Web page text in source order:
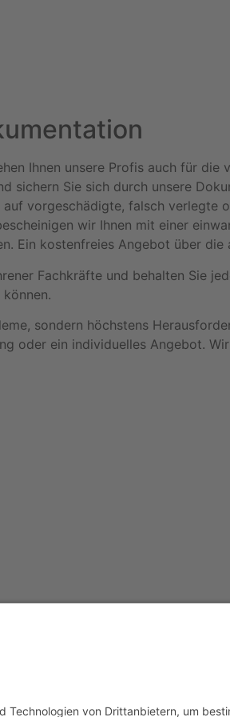
Ihnen unsere Profis auch für
sichern Sie sich durch unsere
vorgeschädigte, falsch
wir Ihnen mit einer
Ein kostenfreies Angebot über
Fachkräfte und behalten Sie
sondern höchstens
oder ein individuelles Angebot.